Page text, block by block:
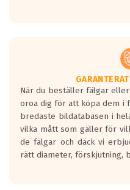
Vid körning i över 50km/h
rullmotståndets ljud
motorljudet.
På däckmärkningen
en symbol av ett däck med
bullernivå markeras med
medans de vita vågorna
ett tyst däck.
När du beställer fälgar
oroa dig för att köpa dem i
bredaste bildatabasen i
vilka mått som gäller för
de fälgar och däck vi
rätt diameter, förskjutning,